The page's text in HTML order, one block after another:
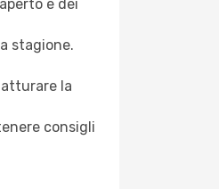
e dei
stagione.
la
consigli